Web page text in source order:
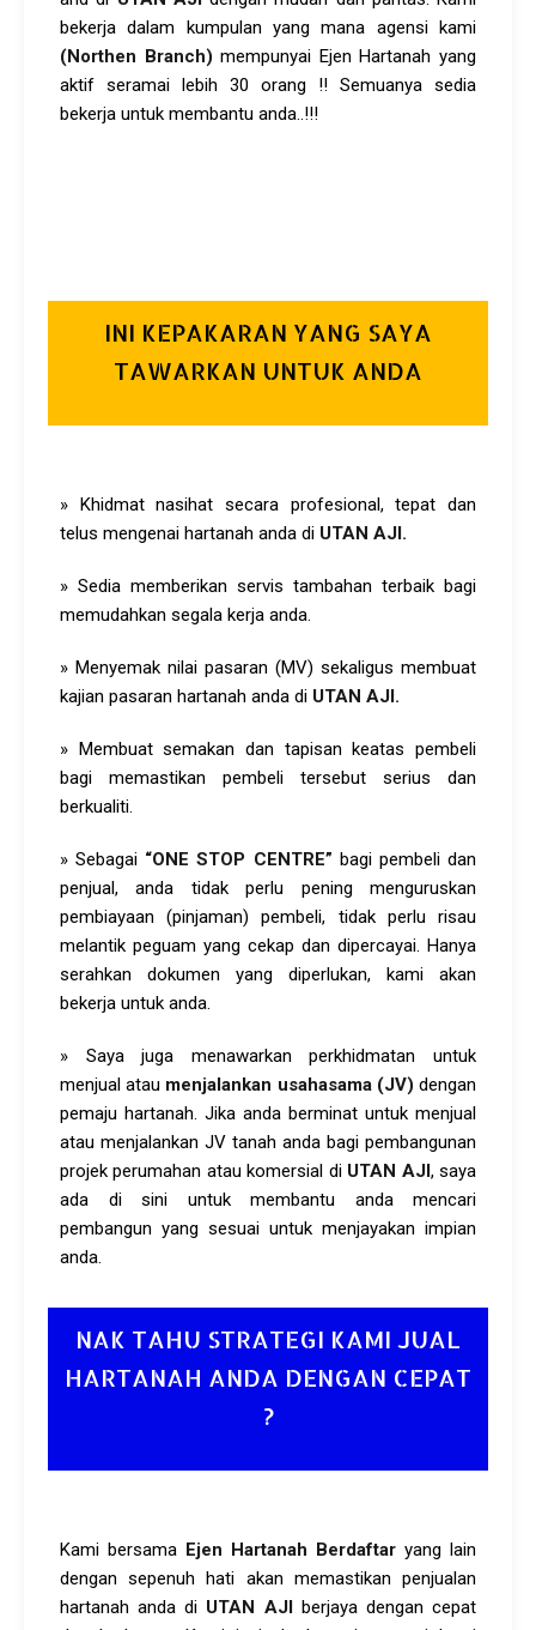
bekerja dalam kumpulan yang mana agensi kami
(Northen Branch) mempunyai Ejen Hartanah yang
aktif seramai lebih 30 orang !! Semuanya sedia
bekerja untuk membantu anda..!!!
INI KEPAKARAN YANG SAYA
TAWARKAN UNTUK ANDA
» Khidmat nasihat secara profesional, tepat dan
telus mengenai hartanah anda di UTAN AJI.
» Sedia memberikan servis tambahan terbaik bagi
memudahkan segala kerja anda.
» Menyemak nilai pasaran (MV) sekaligus membuat
kajian pasaran hartanah anda di UTAN AJI.
» Membuat semakan dan tapisan keatas pembeli
bagi memastikan pembeli tersebut serius dan
berkualiti.
» Sebagai “ONE STOP CENTRE” bagi pembeli dan
penjual, anda tidak perlu pening menguruskan
pembiayaan (pinjaman) pembeli, tidak perlu risau
melantik peguam yang cekap dan dipercayai. Hanya
serahkan dokumen yang diperlukan, kami akan
bekerja untuk anda.
» Saya juga menawarkan perkhidmatan untuk
menjual atau menjalankan usahasama (JV) dengan
pemaju hartanah. Jika anda berminat untuk menjual
atau menjalankan JV tanah anda bagi pembangunan
projek perumahan atau komersial di UTAN AJI, saya
ada di sini untuk membantu anda mencari
pembangun yang sesuai untuk menjayakan impian
anda.
NAK TAHU STRATEGI KAMI JUAL
HARTANAH ANDA DENGAN CEPAT
?
Kami bersama Ejen Hartanah Berdaftar yang lain
dengan sepenuh hati akan memastikan penjualan
hartanah anda di UTAN AJIberjaya dengan cepat